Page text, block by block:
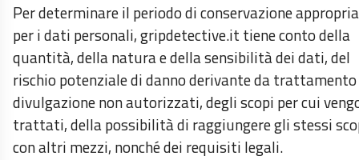
Per determinare il periodo di conservazione
per i dati personali, gripdetective.it tiene conto della
quantità, della natura e della sensibilità dei dati, del
rischio potenziale di danno derivante da
divulgazione non autorizzati, degli scopi per cui
trattati, della possibilità di raggiungere gli stessi
con altri mezzi, nonché dei requisiti legali.